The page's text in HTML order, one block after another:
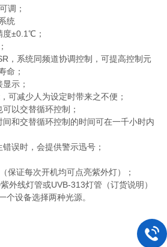
调；
统
度±0.1℃；
，系统同频道协调控制，可提高控制元
命；
示；
可减少人为设定时带来之不便；
以交替循环控制；
和交替循环控制的时间可在一千小时内
误时，会提供警示迅号；
保证每次开机均可点亮紫外灯）；
外线灯管或UVB-313灯管（订货说明）
个设备选择两种光源。